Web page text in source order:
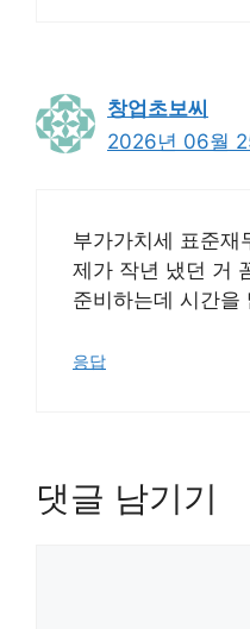
창업초보씨
2026년 06월
부가가치세 표준재
제가 작년 냈던 거
준비하는데 시간을
응답
댓글 남기기